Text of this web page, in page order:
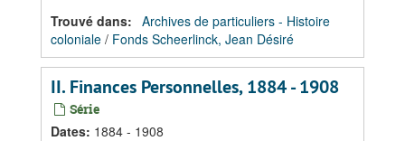
Trouvé dans: Archives de particuliers - Histoire
coloniale / Fonds Scheerlinck, Jean Désiré
II. Finances Personnelles, 1884 - 1908
Série
Dates: 1884 - 1908